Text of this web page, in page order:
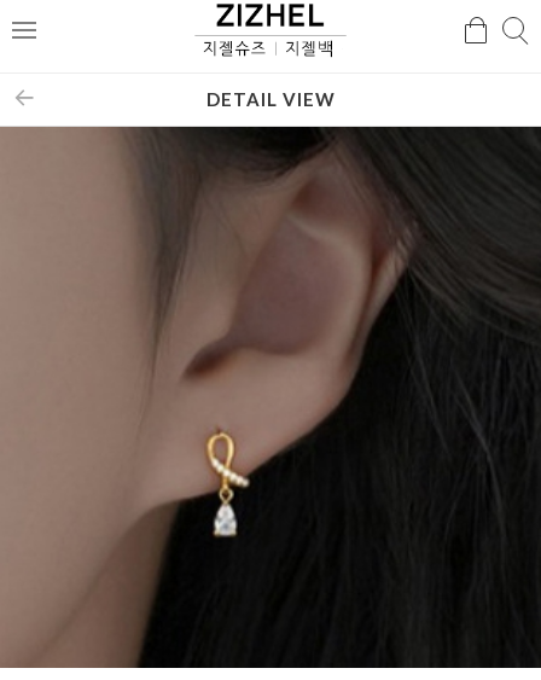
메
검
DETAIL VIEW